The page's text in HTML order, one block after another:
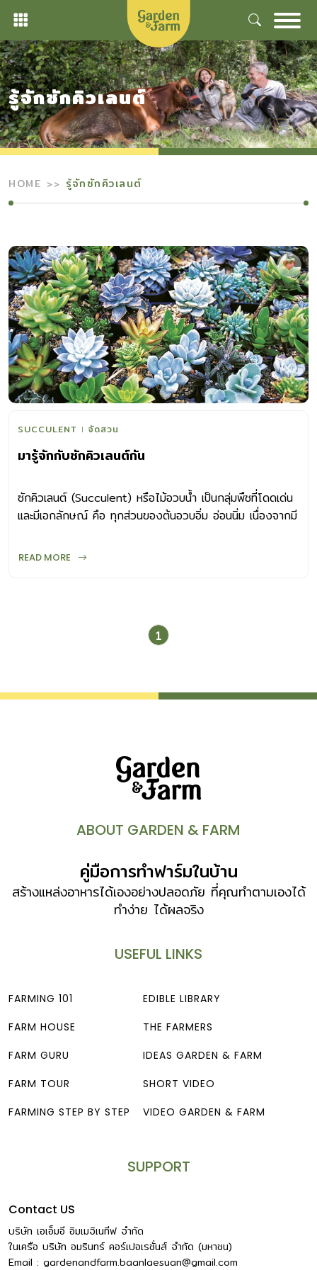
Skip
content
รู้จักซักคิวเลนต์
HOME รู้จักซักคิวเลนต์
SUCCULENT จัดสวน
มารู้จักกับซักคิวเลนต์กัน
ซักคิวเลนต์ (Succulent) หรือไม้อวบน้ำ เป็นกลุ่มพืชที่โดดเด่น
และมีเอกลักษณ์ คือ ทุกส่วนของต้นอวบอิ่ม อ่อนนิ่ม เนื่องจากมี
ว่า succos ในภาษาละติน หมายถึง น้ำผลไม้หรือน้ำหล่อเลี้ยง
โคโลราโด ตลอดจนป่าเขตร้อนลุ่มน้ำแอมะซอนในทวีปอเมริกาใต้
และพบมากที่สุดทางตอนใต้และตะวันออกของทวีปแอฟริกา ถิ่น
เมื่อกว่า 400 ปีก่อน ตัวอย่างพืชในกลุ่มไม้อวบน้ำที่รู้จักกันดี
สวยงามและโดดเด่นเรื่องการจัดเรียงใบที่ดูคล้ายกลีบดอกไม้
ทำให้นิยมปลูกเลี้ยงกันมาก เช่นเดียวกับลิ้นมังกร
(Sansevieria) ซึ่งปัจจุบันนิยมปลูกเลี้ยงเพื่อการค้า และ
สามารถดูรายละเอียดของไม้อวบน้ำได้ในหมวด แคตตัส+ไม้อวบ
เป็นกลุ่มเดียวกับแคคตัส […]
READ MORE
1
ABOUT GARDEN & FARM
คู่มือการทำฟาร์มในบ้าน
สร้างแหล่งอาหารได้เองอย่างปลอดภัย ที่คุณทำตามเองได้
ทำง่าย ได้ผลจริง
USEFUL LINKS
FARMING 101
FARM HOUSE
FARM GURU
FARM TOUR
FARMING STEP BY STEP
EDIBLE LIBRARY
THE FARMERS
IDEAS GARDEN & FARM
SHORT VIDEO
VIDEO GARDEN & FARM
SUPPORT
Contact US
บริษัท เอเอ็มอี อิมเมจิเนทีฟ จำกัด
ในเครือ บริษัท อมรินทร์ คอร์เปอเรชั่นส์ จำกัด (มหาชน)
Email : gardenandfarm.baanlaesuan@gmail.com